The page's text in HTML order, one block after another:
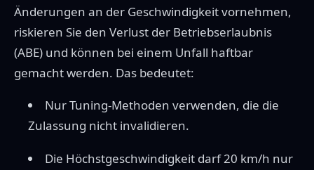
Änderungen an der Geschwindigkeit vornehmen,
riskieren Sie den Verlust der Betriebserlaubnis
(ABE) und können bei einem Unfall haftbar
gemacht werden. Das bedeutet:
Nur Tuning-Methoden verwenden, die die
Zulassung nicht invalidieren.
Die Höchstgeschwindigkeit darf 20 km/h nur